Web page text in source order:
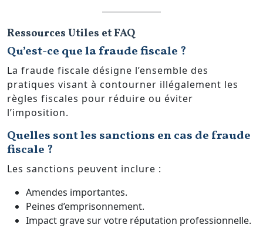
Ressources Utiles et FAQ
Qu’est-ce que la fraude fiscale ?
La fraude fiscale désigne l’ensemble des
pratiques visant à contourner illégalement les
règles fiscales pour réduire ou éviter
l’imposition.
Quelles sont les sanctions en cas de fraude
fiscale ?
Les sanctions peuvent inclure :
Amendes importantes.
Peines d’emprisonnement.
Impact grave sur votre réputation professionnelle.